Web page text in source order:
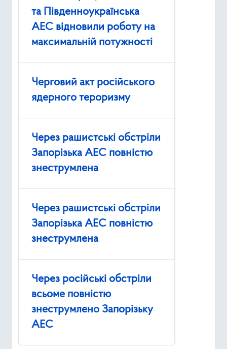
та Південноукраїнська
АЕС відновили роботу на
максимальній потужності
Черговий акт російського
ядерного тероризму
Через рашистські обстріли
Запорізька АЕС повністю
знеструмлена
Через рашистські обстріли
Запорізька АЕС повністю
знеструмлена
Через російські обстріли
всьоме повністю
знеструмлено Запорізьку
АЕС